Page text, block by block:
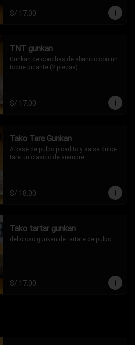
S/ 17.00
TNT gunkan
Gunkan de conchas de abanico con un
toque picante (2 piezas).
S/ 17.00
Tako Tare Gunkan
A base de pulpo picadito y salsa dulce
tare un clasico de siempre
S/ 18.00
Tako tartar gunkan
delicioso gunkan de tartare de pulpo
S/ 17.00